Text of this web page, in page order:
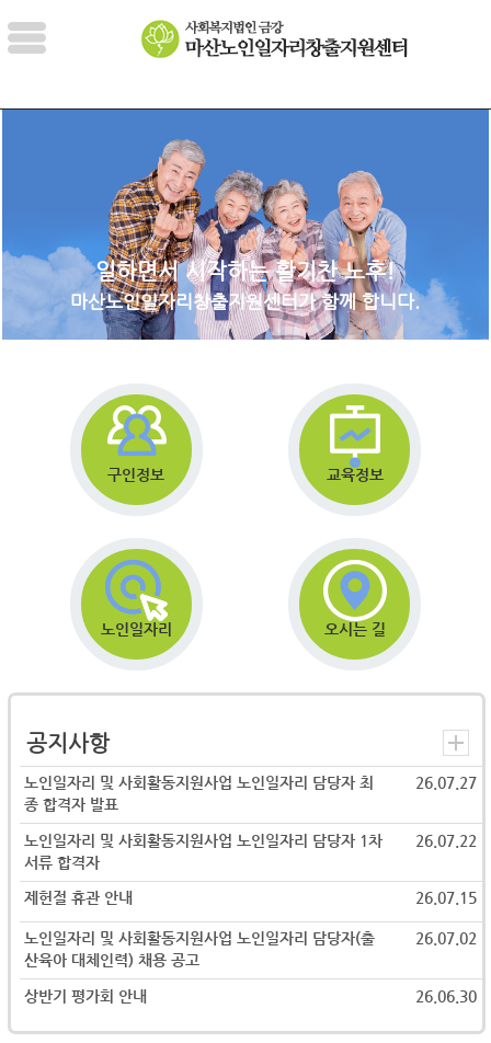
일하면서 시작하는 활기찬 노후!
마산노인일자리창출지원센터가 함께 합니다.
구인정보 교육정보
노인일자리 오시는 길
공지사항
노인일자리 및 사회활동지원사업 노인일자리 담당자 최
종 합격자 발표
26.07.27
노인일자리 및 사회활동지원사업 노인일자리 담당자 1차
서류 합격자
26.07.22
제헌절 휴관 안내 26.07.15
노인일자리 및 사회활동지원사업 노인일자리 담당자(출
산육아 대체인력) 채용 공고
26.07.02
상반기 평가회 안내 26.06.30